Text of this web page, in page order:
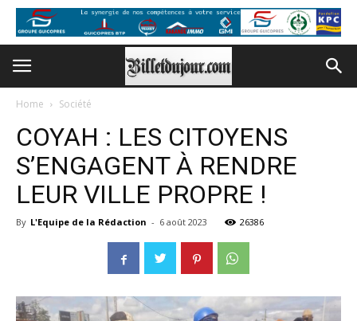
Home Société
COYAH : LES CITOYENS
S’ENGAGENT À RENDRE
LEUR VILLE PROPRE !
By L'Equipe de la Rédaction - 6 août 2023 26386